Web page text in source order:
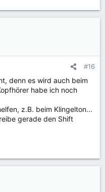
#16
denn es wird auch beim
habe ich noch
z.B. beim Klingelton...
gerade den Shift